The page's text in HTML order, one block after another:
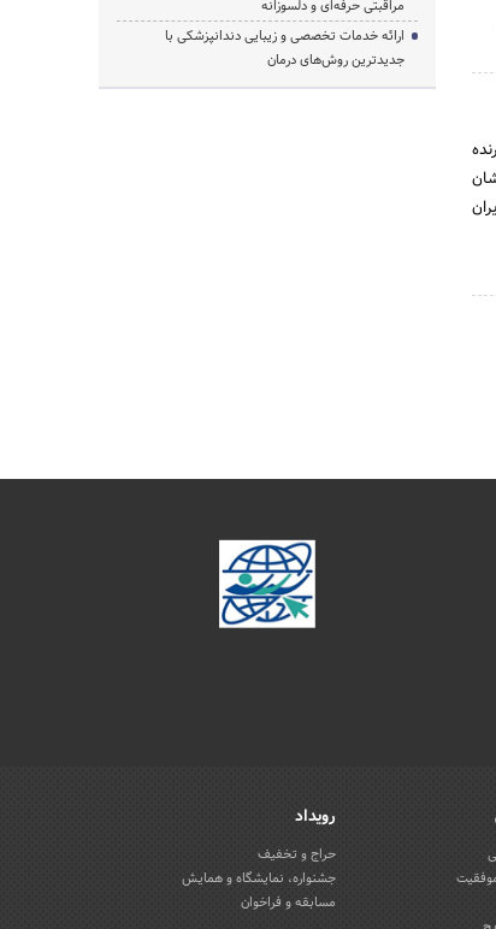
مراقبتی حرفه‌ای و دلسوزانه
ارائه خدمات تخصصی و زیبایی دندانپزشکی با
جدیدترین روش‌های درمان
رویداد
حراج و تخفیف
جشنواره، نمایشگاه و همایش
مسابقه و فراخوان